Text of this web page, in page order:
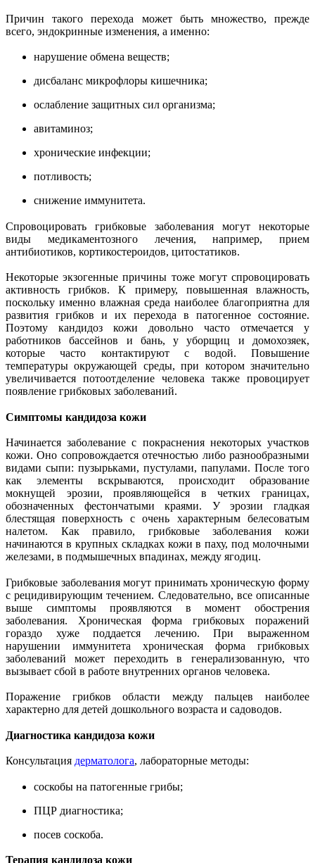
Причин такого перехода может быть множество, прежде
всего, эндокринные изменения, а именно:
нарушение обмена веществ;
дисбаланс микрофлоры кишечника;
ослабление защитных сил организма;
авитаминоз;
хронические инфекции;
потливость;
снижение иммунитета.
Спровоцировать грибковые заболевания могут некоторые
виды медикаментозного лечения, например, прием
антибиотиков, кортикостероидов, цитостатиков.
Некоторые экзогенные причины тоже могут спровоцировать
активность грибков. К примеру, повышенная влажность,
поскольку именно влажная среда наиболее благоприятна для
развития грибков и их перехода в патогенное состояние.
Поэтому кандидоз кожи довольно часто отмечается у
работников бассейнов и бань, у уборщиц и домохозяек,
которые часто контактируют с водой. Повышение
температуры окружающей среды, при котором значительно
увеличивается потоотделение человека также провоцирует
появление грибковых заболеваний.
Симптомы кандидоза кожи
Начинается заболевание с покраснения некоторых участков
кожи. Оно сопровождается отечностью либо разнообразными
видами сыпи: пузырьками, пустулами, папулами. После того
как элементы вскрываются, происходит образование
мокнущей эрозии, проявляющейся в четких границах,
обозначенных фестончатыми краями. У эрозии гладкая
блестящая поверхность с очень характерным белесоватым
налетом. Как правило, грибковые заболевания кожи
начинаются в крупных складках кожи в паху, под молочными
железами, в подмышечных впадинах, между ягодиц.
Грибковые заболевания могут принимать хроническую форму
с рецидивирующим течением. Следовательно, все описанные
выше симптомы проявляются в момент обострения
заболевания. Хроническая форма грибковых поражений
гораздо хуже поддается лечению. При выраженном
нарушении иммунитета хроническая форма грибковых
заболеваний может переходить в генерализованную, что
вызывает сбой в работе внутренних органов человека.
Поражение грибков области между пальцев наиболее
характерно для детей дошкольного возраста и садоводов.
Диагностика кандидоза кожи
Консультация дерматолога, лабораторные методы:
соскобы на патогенные грибы;
ПЦР диагностика;
посев соскоба.
Терапия кандидоза кожи